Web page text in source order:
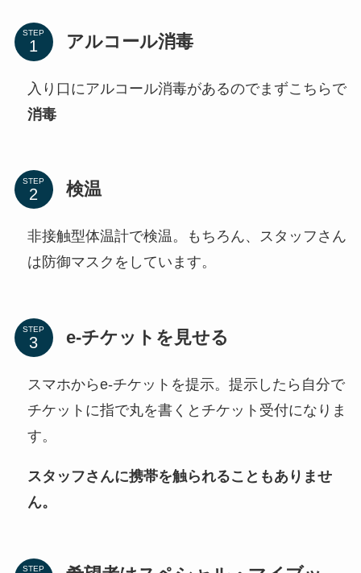
STEP アルコール消毒
入り口にアルコール消毒があるのでまずこちらで
消毒
STEP 検温
非接触型体温計で検温。もちろん、スタッフさん
は防御マスクをしています。
STEP e-チケットを見せる
スマホからe-チケットを提示。提示したら自分で
チケットに指で丸を書くとチケット受付になりま
す。
スタッフさんに携帯を触られることもありませ
ん。
STEP